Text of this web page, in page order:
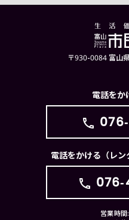
〒930-0084 富山
電話をか
電話をかける（レン
076-
営業時